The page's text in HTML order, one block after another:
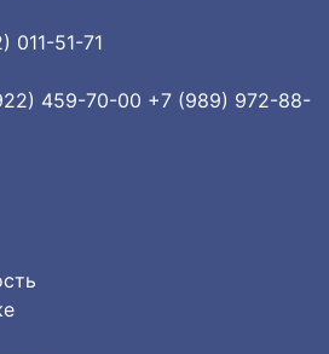
011-51-71
459-70-00 +7 (989) 972-88-